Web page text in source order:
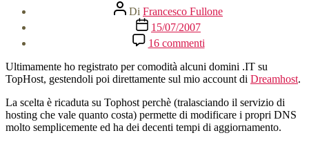
Autore
articolo
Di Francesco Fullone
Data
dell'articolo
15/07/2007
16 commentisu
Spostare
i
DNS
TopHost
a
Dreamhost
Ultimamente ho registrato per comodità alcuni domini .IT su
TopHost, gestendoli poi direttamente sul mio account di Dreamhost.
La scelta è ricaduta su Tophost perchè (tralasciando il servizio di
hosting che vale quanto costa) permette di modificare i propri DNS
molto semplicemente ed ha dei decenti tempi di aggiornamento.